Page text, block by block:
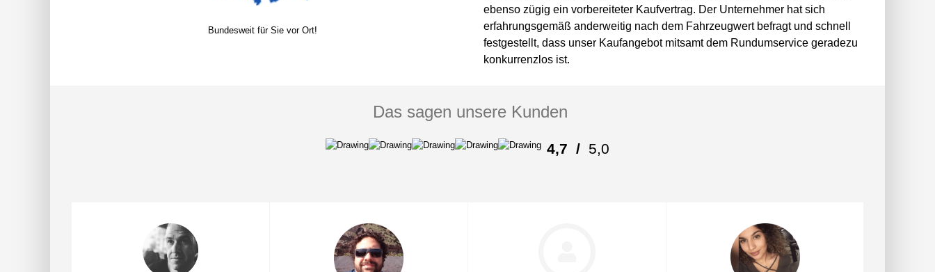
Bundesweit für Sie vor Ort!
ebenso zügig ein vorbereiteter Kaufvertrag. Der Unternehmer hat sich
erfahrungsgemäß anderweitig nach dem Fahrzeugwert befragt und schnell
festgestellt, dass unser Kaufangebot mitsamt dem Rundumservice geradezu
konkurrenzlos ist.
Das sagen unsere Kunden
4,7 / 5,0